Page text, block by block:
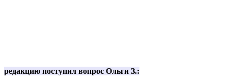
редакцию поступил вопрос Ольги З.: